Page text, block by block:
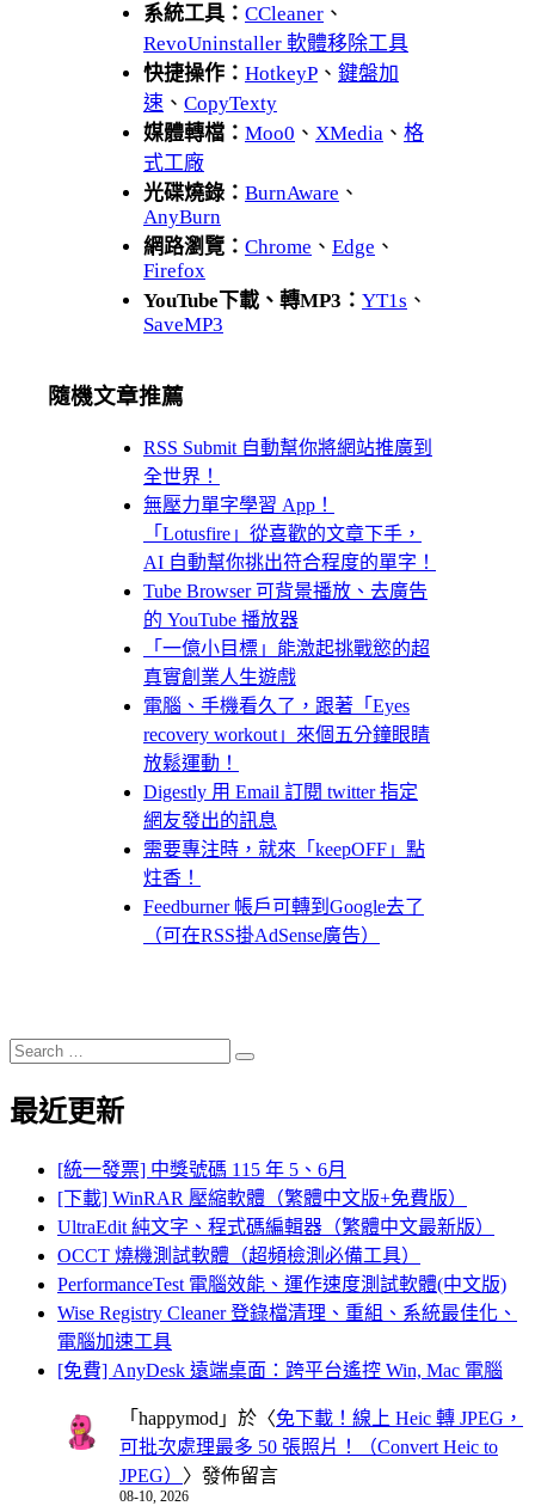
系統工具： CCleaner 、
RevoUninstaller 軟體移除工具
快捷操作： HotkeyP 、 鍵盤加
速 、 CopyTexty
媒體轉檔： Moo0 、 XMedia 、 格
式工廠
光碟燒錄： BurnAware 、
AnyBurn
網路瀏覽： Chrome 、 Edge 、
Firefox
YouTube下載、轉MP3： YT1s 、
SaveMP3
隨機文章推薦
RSS Submit 自動幫你將網站推廣到
全世界！
無壓力單字學習 App！
「Lotusfire」從喜歡的文章下手，
AI 自動幫你挑出符合程度的單字！
Tube Browser 可背景播放、去廣告
的 YouTube 播放器
「一億小目標」能激起挑戰慾的超
真實創業人生遊戲
電腦、手機看久了，跟著「Eyes
recovery workout」來個五分鐘眼睛
放鬆運動！
Digestly 用 Email 訂閱 twitter 指定
網友發出的訊息
需要專注時，就來「keepOFF」點
炷香！
Feedburner 帳戶可轉到Google去了
（可在RSS掛AdSense廣告）
Search
for:
Search
最近更新
[統一發票] 中獎號碼 115 年 5、6月
[下載] WinRAR 壓縮軟體（繁體中文版+免費版）
UltraEdit 純文字、程式碼編輯器（繁體中文最新版）
OCCT 燒機測試軟體（超頻檢測必備工具）
PerformanceTest 電腦效能、運作速度測試軟體(中文版)
Wise Registry Cleaner 登錄檔清理、重組、系統最佳化、
電腦加速工具
[免費] AnyDesk 遠端桌面：跨平台遙控 Win, Mac 電腦
「 happymod 」於〈免下載！線上 Heic 轉 JPEG，
可批次處理最多 50 張照片！（Convert Heic to
JPEG） 〉發佈留言
08-10, 2026